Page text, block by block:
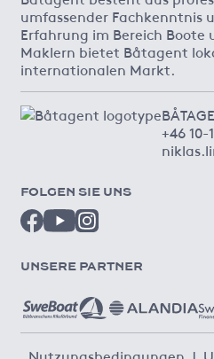
umfassender Fachkenntnis
Erfahrung im Bereich Boote
Maklern bietet Båtagent
internationalen Markt.
+46 10-
FOLGEN SIE UNS
UNSERE PARTNER
Nutzungsbedingungen |